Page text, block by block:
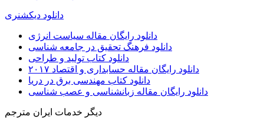
دانلود دیکشنری
دانلود رایگان مقاله سیاست انرژی
دانلود فرهنگ تحقیق در جامعه شناسی
دانلود کتاب تولید و طراحی
دانلود رایگان مقاله حسابداری و اقتصاد ۲۰۱۷
دانلود کتاب مهندسی برق در دریا
دانلود رایگان مقاله زبانشناسی و عصب شناسی
دیگر خدمات ایران مترجم